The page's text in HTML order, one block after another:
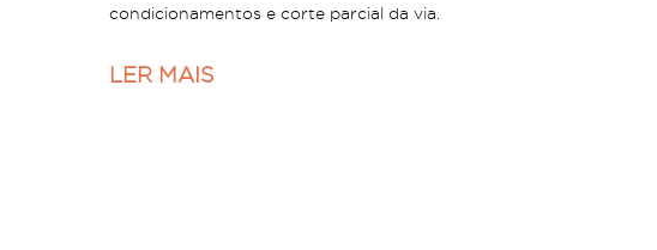
condicionamentos e corte parcial da via.
LER MAIS